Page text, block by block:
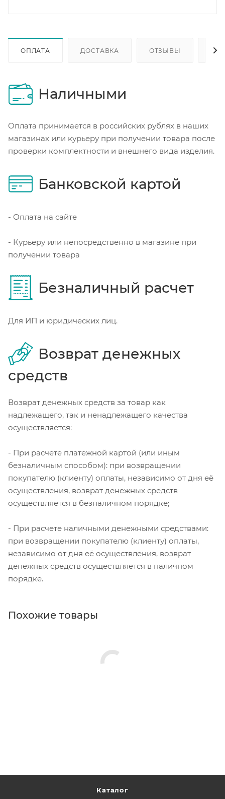
ОПЛАТА ДОСТАВКА ОТЗЫВЫ
Наличными
Оплата принимается в российских рублях в наших
магазинах или курьеру при получении товара после
проверки комплектности и внешнего вида изделия.
Банковской картой
- Оплата на сайте
- Курьеру или непосредственно в магазине при
получении товара
Безналичный расчет
Для ИП и юридических лиц.
Возврат денежных
средств
Возврат денежных средств за товар как
надлежащего, так и ненадлежащего качества
осуществляется:
- При расчете платежной картой (или иным
безналичным способом): при возвращении
покупателю (клиенту) оплаты, независимо от дня её
осуществления, возврат денежных средств
осуществляется в безналичном порядке;
- При расчете наличными денежными средствами:
при возвращении покупателю (клиенту) оплаты,
независимо от дня её осуществления, возврат
денежных средств осуществляется в наличном
порядке.
Похожие товары
Каталог